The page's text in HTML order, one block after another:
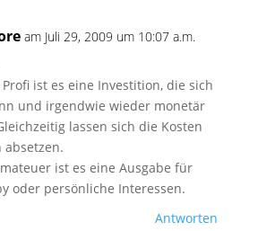
am Juli 29, 2009 um 10:07 a.m.
ist es eine Investition, die sich
und irgendwie wieder monetär
lassen sich die Kosten
ist es eine Ausgabe für
oder persönliche Interessen.
Antworten